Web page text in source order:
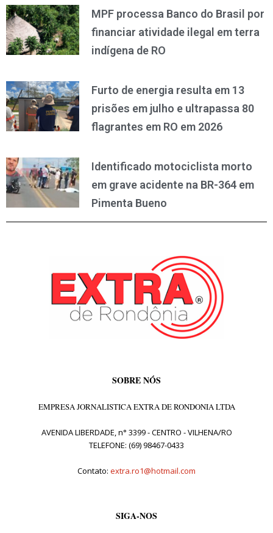
MPF processa Banco do Brasil por
financiar atividade ilegal em terra
indígena de RO
Furto de energia resulta em 13
prisões em julho e ultrapassa 80
flagrantes em RO em 2026
Identificado motociclista morto
em grave acidente na BR-364 em
Pimenta Bueno
SOBRE NÓS
EMPRESA JORNALISTICA EXTRA DE RONDONIA LTDA
AVENIDA LIBERDADE, n° 3399 - CENTRO - VILHENA/RO
TELEFONE: (69) 98467-0433
Contato: extra.ro1@hotmail.com
SIGA-NOS